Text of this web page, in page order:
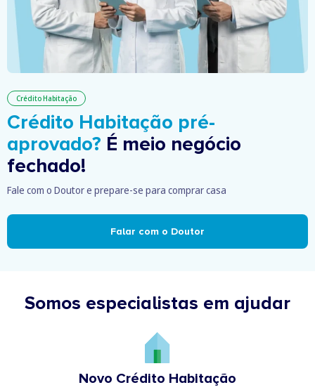
Crédito Habitação
Crédito Habitação pré-
aprovado? É meio negócio
fechado!
Fale com o Doutor e prepare-se para comprar casa
Falar com o Doutor
Somos especialistas em ajudar
Novo Crédito Habitação